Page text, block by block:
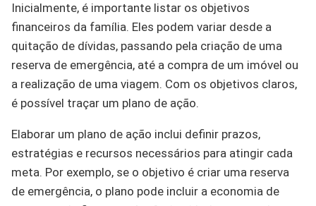
Inicialmente, é importante listar os objetivos
financeiros da família. Eles podem variar desde a
quitação de dívidas, passando pela criação de uma
reserva de emergência, até a compra de um imóvel ou
a realização de uma viagem. Com os objetivos claros,
é possível traçar um plano de ação.
Elaborar um plano de ação inclui definir prazos,
estratégias e recursos necessários para atingir cada
meta. Por exemplo, se o objetivo é criar uma reserva
de emergência, o plano pode incluir a economia de